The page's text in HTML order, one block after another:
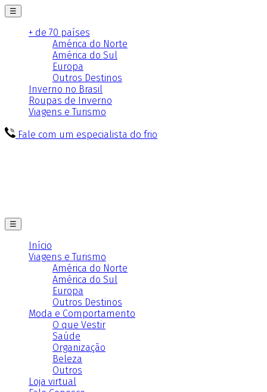
☰
+ de 70 países
América do Norte
América do Sul
Europa
Outros Destinos
Inverno no Brasil
Roupas de Inverno
Viagens e Turismo
Fale com um especialista do frio
☰
Início
Viagens e Turismo
América do Norte
América do Sul
Europa
Outros Destinos
Moda e Comportamento
O que Vestir
Saúde
Organização
Beleza
Outros
Loja virtual